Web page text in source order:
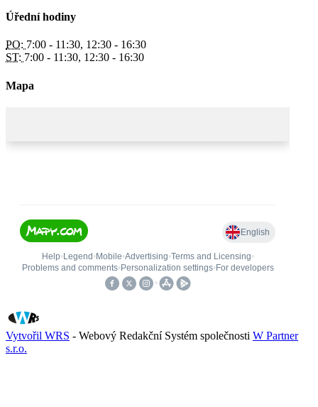
Úřední hodiny
PO: 7:00 - 11:30, 12:30 - 16:30
ST: 7:00 - 11:30, 12:30 - 16:30
Mapa
Vytvořil WRS - Webový Redakční Systém společnosti W Partner
s.r.o.